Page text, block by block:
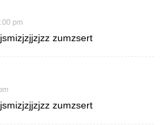
pm
zumzsert
zumzsert